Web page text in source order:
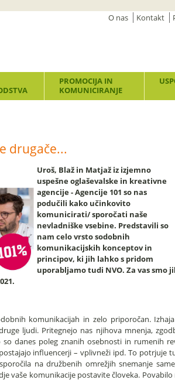
O nas Kontakt
PROMOCIJA IN
KOMUNICIRANJE
drugače...
Uroš, Blaž in Matjaž iz izjemno
uspešne oglaševalske in kreativne
agencije - Agencije 101 so nas
podučili kako učinkovito
komunicirati/ sporočati naše
nevladniške vsebine. Predstavili so
nam celo vrsto sodobnih
komunikacijskih konceptov in
principov, ki jih lahko s pridom
uporabljamo tudi NVO. Za vas smo
komunikacijah in zelo priporočan.
ljudi. Pritegnejo nas njihova mnenja,
so danes poleg znanih osebnosti in rumenih
influencerji – vplivneži ipd. To potrjuje
na družbenih omrežjih snemanje
vaše komunikacije postavite človeka. Povabilo